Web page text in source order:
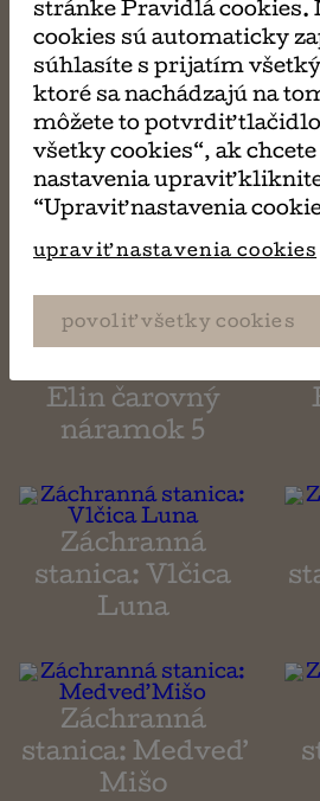
Elin čarovný
náramok 1
Elin čarovný
náramok 3
Elin čarovný
náramok 5
Záchranná
stanica: Vlčica
Luna
Záchranná
stanica: Medveď
Mišo
stránke Pravidlá cookies.
cookies sú automaticky
súhlasíte s prijatím
ktoré sa nachádzajú na
môžete to potvrdiť
všetky cookies“, ak
nastavenia upraviť
“Upraviť nastavenia
upraviť nastavenia cookies
povoliť všetky cookies